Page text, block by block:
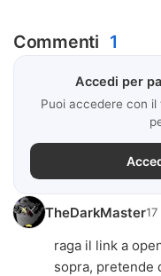
Commenti 1
Accedi per
Puoi accedere con
TheDarkMaster
raga il link a
sopra, pretende